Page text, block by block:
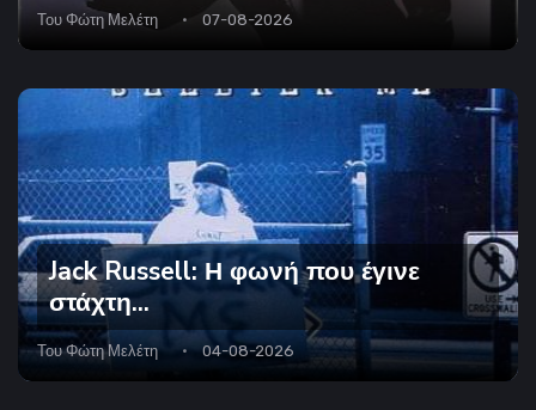
Του Φώτη Μελέτη 07-08-2026
Jack Russell: Η φωνή που έγινε
στάχτη...
ΤουΦώτη Μελέτη 04-08-2026